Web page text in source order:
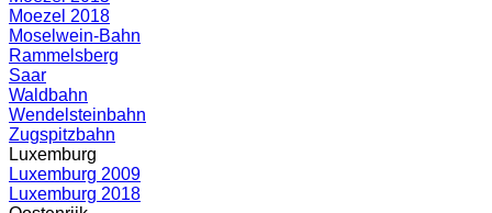
Moezel 2018
Moselwein-Bahn
Rammelsberg
Saar
Waldbahn
Wendelsteinbahn
Zugspitzbahn
Luxemburg
Luxemburg 2009
Luxemburg 2018